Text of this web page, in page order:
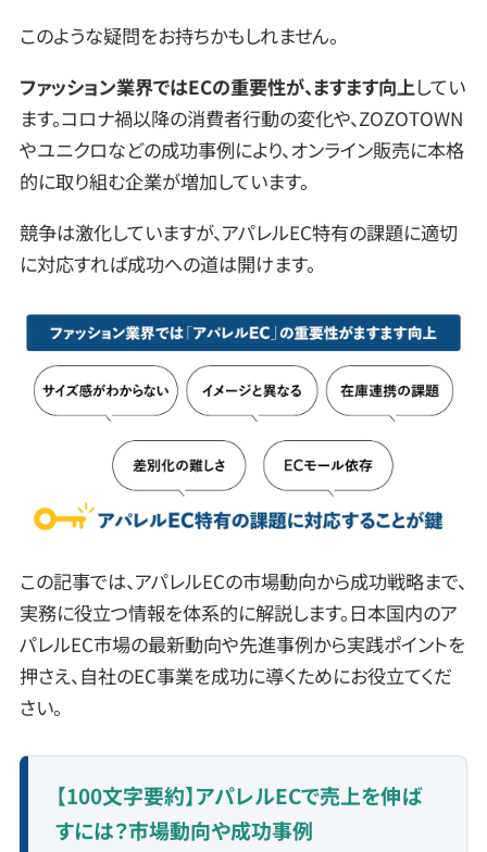
このような疑問をお持ちかもしれません。
ファッション業界ではECの重要性が、ますます向上してい
ます。コロナ禍以降の消費者行動の変化や、ZOZOTOWN
やユニクロなどの成功事例により、オンライン販売に本格
的に取り組む企業が増加しています。
競争は激化していますが、アパレルEC特有の課題に適切
に対応すれば成功への道は開けます。
この記事では、アパレルECの市場動向から成功戦略まで、
実務に役立つ情報を体系的に解説します。日本国内のア
パレルEC市場の最新動向や先進事例から実践ポイントを
押さえ、自社のEC事業を成功に導くためにお役立てくだ
さい。
【100文字要約】アパレルECで売上を伸ば
すには？市場動向や成功事例